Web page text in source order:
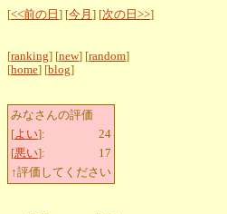
[<<前の日 ] [今月 ] [次の日>>]
[ranking] [new] [random]
[home] [blog]
みなさんの評価
[よい]:
24
[悪い]:
17
↑評価してください